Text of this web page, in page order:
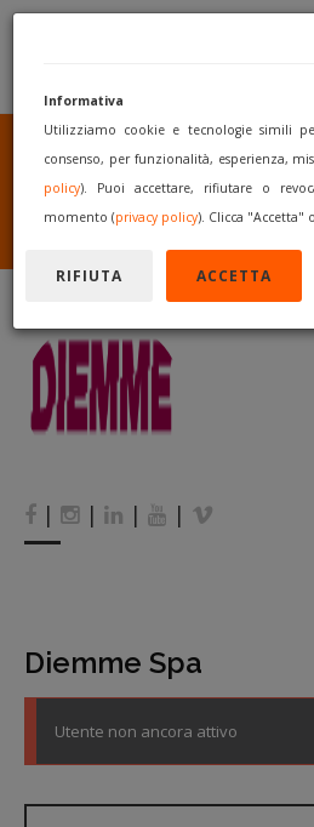
SEI UN
O UN
PUBBLICA
I TUOI
INIZIA A
| | | |
Diemme Spa
Utente non ancora attivo
Informativa
Utilizziamo cookie e tecnologie simili
consenso, per funzionalità, esperienza,
policy). Puoi accettare, rifiutare o
momento (privacy policy). Clicca "Accetta"
RIFIUTA ACCETTA